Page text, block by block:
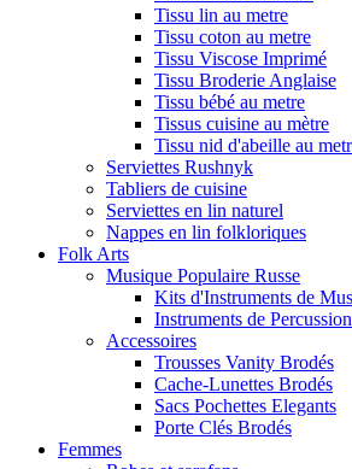
Tissu lin au metre
Tissu coton au metre
Tissu Viscose Imprimé
Tissu Broderie Anglaise
Tissu bébé au metre
Tissus cuisine au mètre
Tissu nid d'abeille au
Serviettes Rushnyk
Tabliers de cuisine
Serviettes en lin naturel
Nappes en lin folkloriques
Folk Arts
Musique Populaire Russe
Kits d'Instruments de
Instruments de
Accessoires
Trousses Vanity Brodés
Cache-Lunettes Brodés
Sacs Pochettes Elegants
Porte Clés Brodés
Femmes